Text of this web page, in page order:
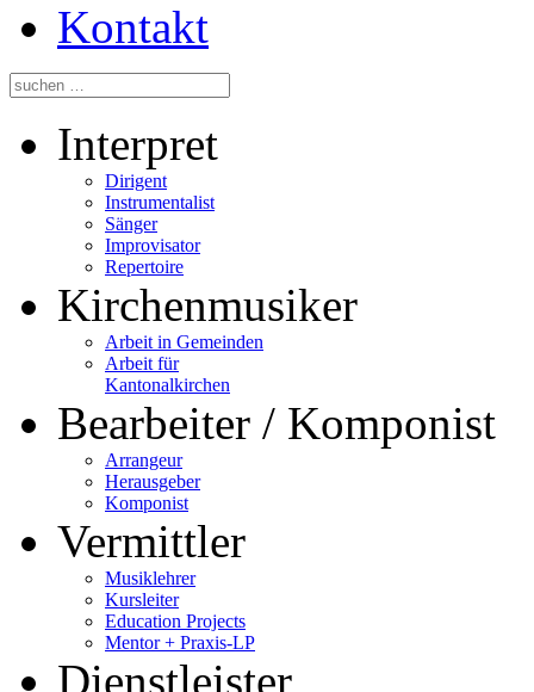
Kontakt
Interpret
Dirigent
Instrumentalist
Sänger
Improvisator
Repertoire
Kirchenmusiker
Arbeit in Gemeinden
Arbeit für
Kantonalkirchen
Bearbeiter / Komponist
Arrangeur
Herausgeber
Komponist
Vermittler
Musiklehrer
Kursleiter
Education Projects
Mentor + Praxis-LP
Dienstleister